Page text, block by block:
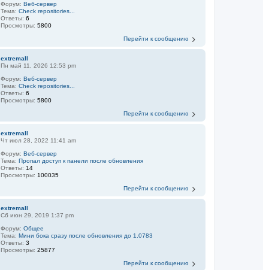
Форум:Веб-сервер
Тема:Check repositories...
Ответы:6
Просмотры:5800
Перейти к сообщению
extremall
Пн май 11, 2026 12:53 pm
Форум:Веб-сервер
Тема:Check repositories...
Ответы:6
Просмотры:5800
Перейти к сообщению
extremall
Чт июл 28, 2022 11:41 am
Форум:Веб-сервер
Тема:Пропал доступ к панели после обновления
Ответы: 14
Просмотры: 100035
Перейти к сообщению
extremall
Сб июн 29, 2019 1:37 pm
Форум:Общее
Тема:Мини бока сразу после обновления до 1.0783
Ответы:3
Просмотры:25877
Перейти к сообщению